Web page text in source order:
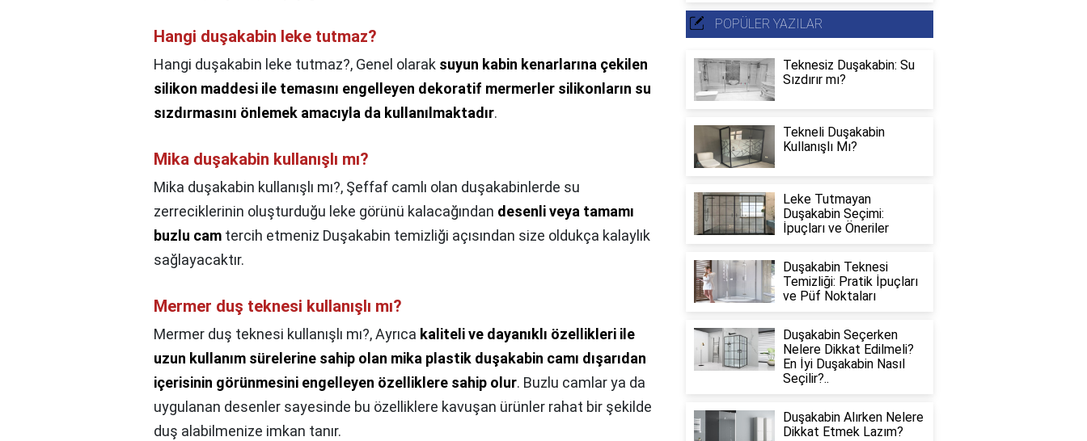
Hangi duşakabin leke tutmaz?
Hangi duşakabin leke tutmaz?, Genel olarak suyun kabin kenarlarına çekilen
silikon maddesi ile temasını engelleyen dekoratif mermerler silikonların su
sızdırmasını önlemek amacıyla da kullanılmaktadır.
Mika duşakabin kullanışlı mı?
Mika duşakabin kullanışlı mı?, Şeffaf camlı olan duşakabinlerde su
zerreciklerinin oluşturduğu leke görünü kalacağından desenli veya tamamı
buzlu cam tercih etmeniz Duşakabin temizliği açısından size oldukça kalaylık
sağlayacaktır.
Mermer duş teknesi kullanışlı mı?
Mermer duş teknesi kullanışlı mı?,Ayrıca kaliteli ve dayanıklı özellikleri ile
uzun kullanım sürelerine sahip olan mika plastik duşakabin camı dışarıdan
içerisinin görünmesini engelleyen özelliklere sahip olur. Buzlu camlar ya da
uygulanan desenler sayesinde bu özelliklere kavuşan ürünler rahat bir şekilde
duş alabilmenize imkan tanır.
POPÜLER YAZILAR
Teknesiz Duşakabin: Su
Sızdırır mı?
Tekneli Duşakabin
Kullanışlı Mı?
Leke Tutmayan
Duşakabin Seçimi:
İpuçları ve Öneriler
Duşakabin Teknesi
Temizliği: Pratik İpuçları
ve Püf Noktaları
Duşakabin Seçerken
Nelere Dikkat Edilmeli?
En İyi Duşakabin Nasıl
Seçilir?..
Duşakabin Alırken Nelere
Dikkat Etmek Lazım?